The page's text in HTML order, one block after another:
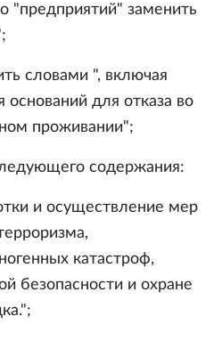
"предприятий" заменить
словами ", включая
оснований для отказа во
проживании";
содержания:
и осуществление мер
катастроф,
безопасности и охране